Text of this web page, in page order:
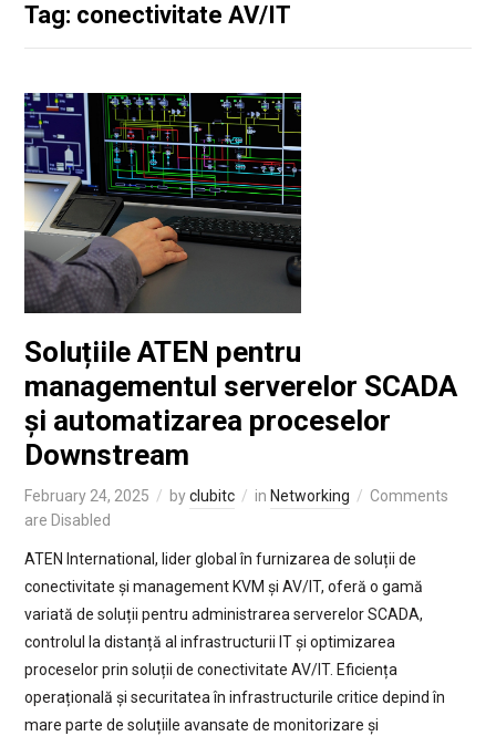
Tag: conectivitate AV/IT
Soluțiile ATEN pentru
managementul serverelor SCADA
și automatizarea proceselor
Downstream
February 24, 2025 byclubitc in Networking
Comments
are Disabled
ATEN International, lider global în furnizarea de soluții de
conectivitate și management KVM și AV/IT, oferă o gamă
variată de soluții pentru administrarea serverelor SCADA,
controlul la distanță al infrastructurii IT și optimizarea
proceselor prin soluții de conectivitate AV/IT. Eficiența
operațională și securitatea în infrastructurile critice depind în
mare parte de soluțiile avansate de monitorizare și